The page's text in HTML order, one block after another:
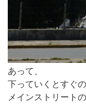
あって、
下っていくとすぐ
メインストリート